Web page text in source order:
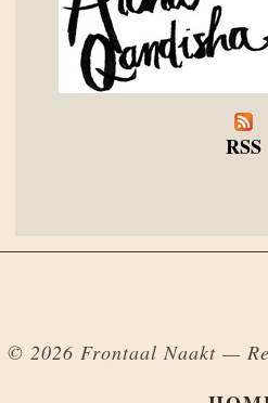
RSS
© 2026 Frontaal Naakt —